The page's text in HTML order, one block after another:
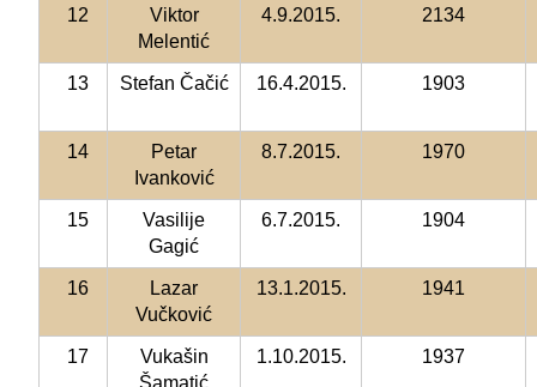
12
Viktor
Melentić
4.9.2015. 2134
13 Stefan Čačić 16.4.2015. 1903
14
Petar
Ivanković
8.7.2015. 1970
15
Vasilije
Gagić
6.7.2015. 1904
16
Lazar
Vučković
13.1.2015. 1941
17
Vukašin
Šamatić
1.10.2015. 1937